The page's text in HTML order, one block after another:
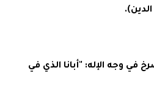
في وجه الإله: "أبانا الذي في